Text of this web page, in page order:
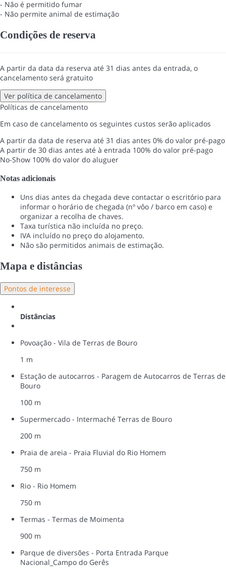
- Não é permitido fumar
- Não permite animal de estimação
Condições de reserva
A partir da data da reserva até 31 dias antes da entrada, o
cancelamento será gratuito
Ver política de cancelamento
Políticas de cancelamento
Em caso de cancelamento os seguintes custos serão aplicados
A partir da data de reserva até 31 dias antes 0% do valor pré-pago
A partir de 30 dias antes até à entrada 100% do valor pré-pago
No-Show 100% do valor do aluguer
Notas adicionais
Uns dias antes da chegada deve contactar o escritório para
informar o horário de chegada (nº vôo / barco em caso) e
organizar a recolha de chaves.
Taxa turística não incluída no preço.
IVA incluído no preço do alojamento.
Não são permitidos animais de estimação.
Mapa e distâncias
Pontos de interesse
Distâncias
Povoação - Vila de Terras de Bouro
1 m
Estação de autocarros - Paragem de Autocarros de Terras de
Bouro
100 m
Supermercado - Intermaché Terras de Bouro
200 m
Praia de areia - Praia Fluvial do Rio Homem
750 m
Rio - Rio Homem
750 m
Termas - Termas de Moimenta
900 m
Parque de diversões - Porta Entrada Parque
Nacional_Campo do Gerês